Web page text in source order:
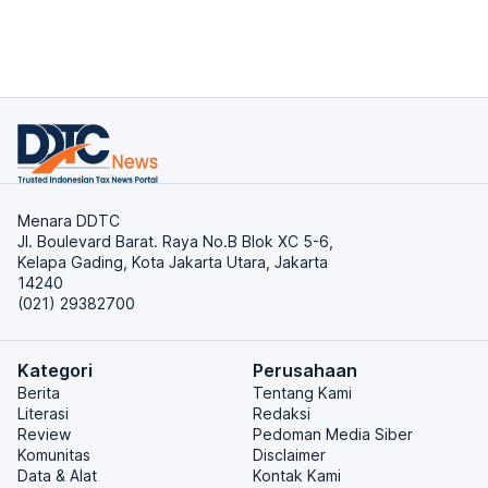
Menara DDTC
Jl. Boulevard Barat. Raya No.B Blok XC 5-6,
Kelapa Gading, Kota Jakarta Utara, Jakarta
14240
(021) 29382700
Kategori
Berita
Literasi
Review
Komunitas
Data & Alat
Perusahaan
Tentang Kami
Redaksi
Pedoman Media Siber
Disclaimer
Kontak Kami